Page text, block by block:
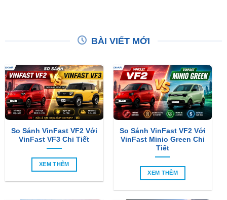
BÀI VIẾT MỚI
So Sánh VinFast VF2 Với
VinFast VF3 Chi Tiết
XEM THÊM
So Sánh VinFast VF2 Với
VinFast Minio Green Chi
Tiết
XEM THÊM